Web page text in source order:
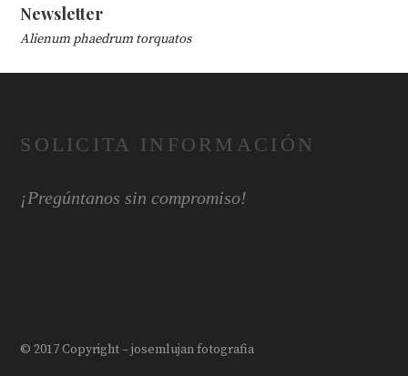
Newsletter
Alienum phaedrum torquatos
SOLICITA INFORMACIÓN
¡Pregúntanos sin compromiso!
© 2017 Copyright – josemlujan fotografia